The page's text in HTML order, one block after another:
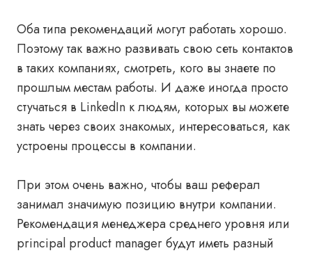
Оба типа рекомендаций могут работать хорошо.
Поэтому так важно развивать свою сеть контактов
в таких компаниях, смотреть, кого вы знаете по
прошлым местам работы. И даже иногда просто
стучаться в LinkedIn к людям, которых вы можете
знать через своих знакомых, интересоваться, как
устроены процессы в компании.
При этом очень важно, чтобы ваш реферал
занимал значимую позицию внутри компании.
Рекомендация менеджера среднего уровня или
principal product manager будут иметь разный